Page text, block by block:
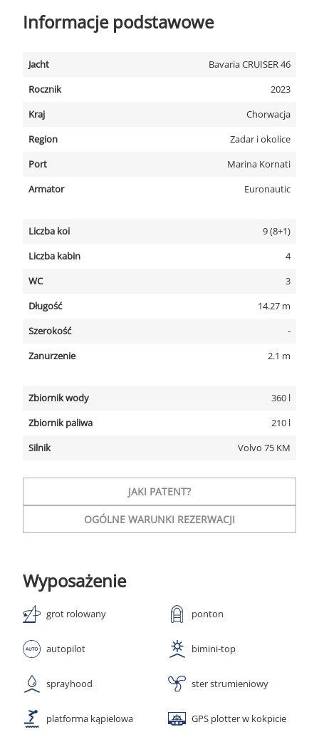
Informacje podstawowe
Jacht
Bavaria CRUISER 46
Rocznik
2023
Kraj
Chorwacja
Region
Zadar i okolice
Port
Marina Kornati
Armator
Euronautic
Liczba koi
9 (8+1)
Liczba kabin
4
WC
3
Długość
14.27 m
Szerokość
-
Zanurzenie
2.1 m
Zbiornik wody
360 l
Zbiornik paliwa
210 l
Silnik
Volvo 75 KM
JAKI PATENT?
OGÓLNE WARUNKI REZERWACJI
Wyposażenie
grot rolowany ponton
autopilot bimini-top
sprayhood ster strumieniowy
platforma kąpielowa GPS plotter w kokpicie